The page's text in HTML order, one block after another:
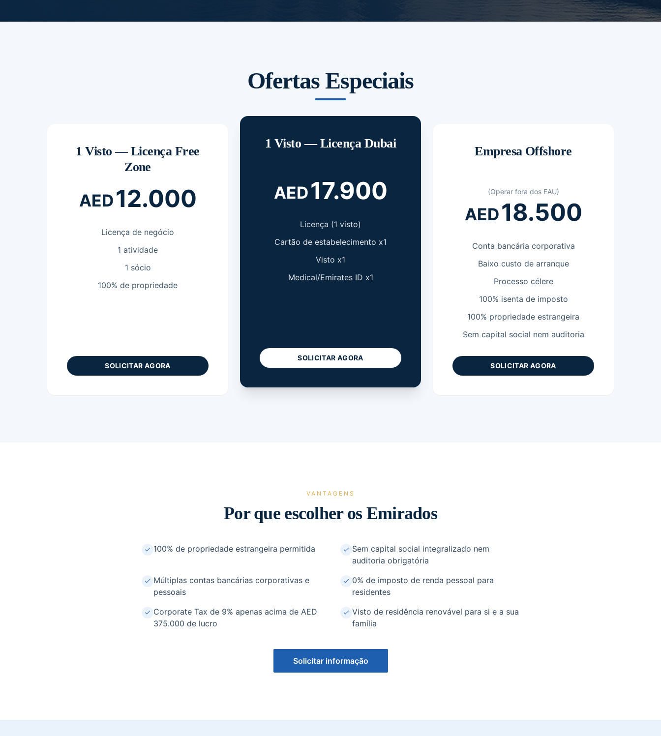
Ofertas Especiais
1 Visto — Licença Free
Zone
AED12.000
Licença de negócio
1 atividade
1 sócio
100% de propriedade
SOLICITAR AGORA
1 Visto — Licença Dubai
AED17.900
Licença (1 visto)
Cartão de estabelecimento x1
Visto x1
Medical/Emirates ID x1
SOLICITAR AGORA
Empresa Offshore
(Operar fora dos EAU)
AED18.500
Conta bancária corporativa
Baixo custo de arranque
Processo célere
100% isenta de imposto
100% propriedade estrangeira
Sem capital social nem auditoria
SOLICITAR AGORA
VANTAGENS
Por que escolher os Emirados
100% de propriedade estrangeira permitida
Sem capital social integralizado nem
auditoria obrigatória
Múltiplas contas bancárias corporativas e
pessoais
0% de imposto de renda pessoal para
residentes
Corporate Tax de 9% apenas acima de AED
375.000 de lucro
Visto de residência renovável para si e a sua
família
Solicitar informação